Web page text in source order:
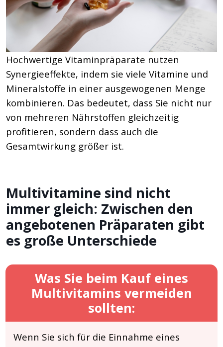
Hochwertige Vitaminpräparate nutzen
Synergieeffekte, indem sie viele Vitamine und
Mineralstoffe in einer ausgewogenen Menge
kombinieren. Das bedeutet, dass Sie nicht nur
von mehreren Nährstoffen gleichzeitig
profitieren, sondern dass auch die
Gesamtwirkung größer ist.
Multivitamine sind nicht
immer gleich: Zwischen den
angebotenen Präparaten gibt
es große Unterschiede
Was Sie beim Kauf eines
Multivitamins vermeiden
sollten:
Wenn Sie sich für die Einnahme eines